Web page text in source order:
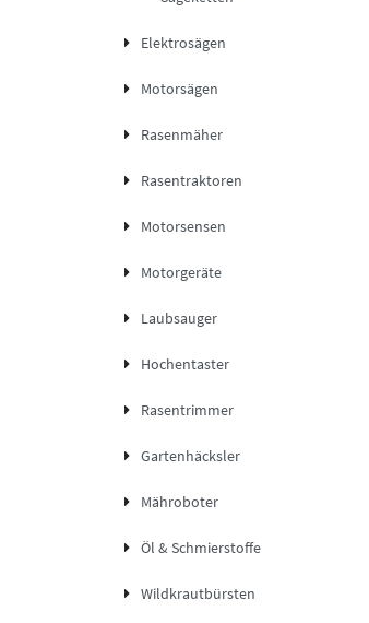
Elektrosägen
Motorsägen
Rasenmäher
Rasentraktoren
Motorsensen
Motorgeräte
Laubsauger
Hochentaster
Rasentrimmer
Gartenhäcksler
Mähroboter
Öl & Schmierstoffe
Wildkrautbürsten